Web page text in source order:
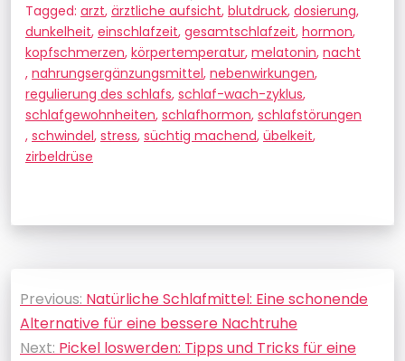
Tagged: arzt, ärztliche aufsicht, blutdruck, dosierung,
dunkelheit, einschlafzeit, gesamtschlafzeit, hormon,
kopfschmerzen, körpertemperatur, melatonin, nacht
, nahrungsergänzungsmittel, nebenwirkungen,
regulierung des schlafs, schlaf-wach-zyklus,
schlafgewohnheiten, schlafhormon, schlafstörungen
, schwindel, stress, süchtig machend, übelkeit,
zirbeldrüse
Beitragsnavigation
Previous: Natürliche Schlafmittel: Eine schonende
Alternative für eine bessere Nachtruhe
Next: Pickel loswerden: Tipps und Tricks für eine